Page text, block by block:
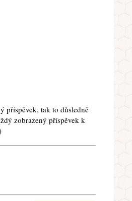
příspěvek, tak to důsledně
zobrazený příspěvek k